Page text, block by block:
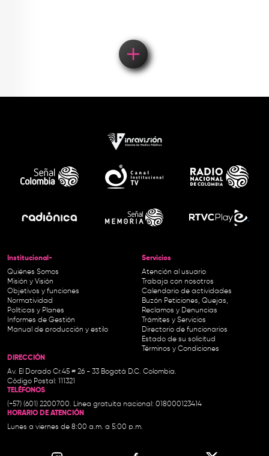
Institucional-
Quiénes Somos
Misión y Visión
Objetivos y funciones
Normatividad
Políticas y Planes
Informes de Gestión
Manual de producción y estilo
Servicios
Atención al usuario
Trabaja con nosotros
Calendario de actividades
Buzón Peticiones, Quejas,
Reclamos y Denuncias
Trámites y Servicios
Directorio de funcionarios
Estado de su solicitud
Términos y Condiciones
DIRECCIÓN
Av. El Dorado Cr.45 # 26 - 33 Bogotá D.C. Colombia.
Código Postal: 111321
TELÉFONOS
(+57) (601) 2200700. Línea gratuita nacional: 018000123414
HORARIO DE ATENCIÓN
Lunes a viernes de 8:00 a.m. a 5:00 p.m.